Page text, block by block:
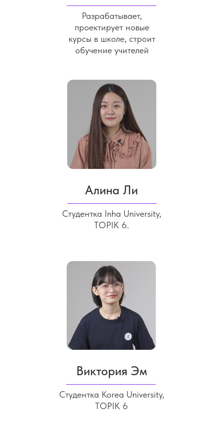
Разрабатывает,
проектирует новые
курсы в школе, строит
обучение учителей
Алина Ли
Студентка Inha University,
TOPIK 6.
Виктория Эм
Студентка Korea University,
TOPIK 6